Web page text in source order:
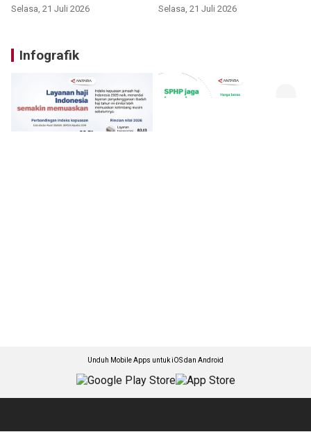
Selasa, 21 Juli 2026 Selasa, 21 Juli 2026
Infografik
Unduh Mobile Apps untuk iOS dan Android